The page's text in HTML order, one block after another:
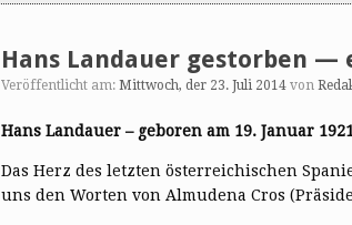
Hans Landauer gestorben —
Veröffentlicht am: Mittwoch, der 23. Juli 2014 von
Hans Landauer – geboren am 19. Januar
Das Herz des letzten österreichischen
uns den Worten von Almudena Cros